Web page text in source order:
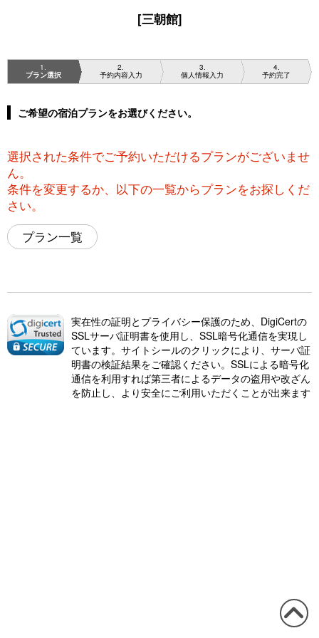
[三朝館]
1
プラン選択
2
予約内容入力
3
個人情報入力
4
予約完了
ご希望の宿泊プランをお選びください。
選択された条件でご予約いただけるプランがございませ
ん。
条件を変更するか、以下の一覧からプランをお探しくだ
さい。
プラン一覧
実在性の証明とプライバシー保護のため、DigiCertの
SSLサーバ証明書を使用し、SSL暗号化通信を実現し
ています。サイトシールのクリックにより、サーバ証
明書の検証結果をご確認ください。SSLによる暗号化
通信を利用すれば第三者によるデータの盗用や改ざん
を防止し、より安全にご利用いただくことが出来ます